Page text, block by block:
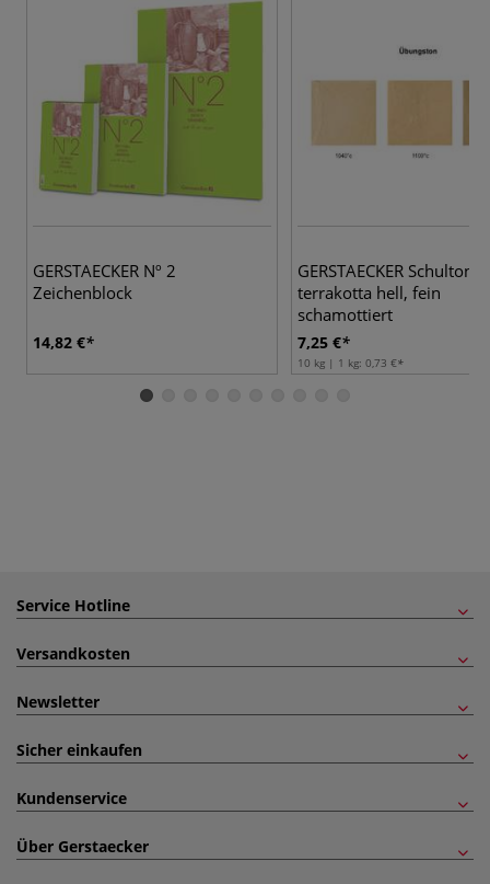
GERSTAECKER Nº 2
Zeichenblock
14,82 €
GERSTAECKER Schulton
terrakotta hell, fein
schamottiert
7,25 €
10 kg | 1 kg: 0,73 €
Service Hotline
Versandkosten
Newsletter
Sicher einkaufen
Kundenservice
Über Gerstaecker